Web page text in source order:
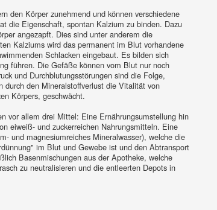
den Körper zunehmend und können verschiedene
die Eigenschaft, spontan Kalzium zu binden. Dazu
angezapft. Dies sind unter anderem die
Kalziums wird das permanent im Blut vorhandene
Schlacken eingebaut. Es bilden sich
führen. Die Gefäße können vom Blut nur noch
und Durchblutungsstörungen sind die Folge,
durch den Mineralstoffverlust die Vitalität von
Körpers, geschwächt.
vor allem drei Mittel: Eine Ernährungsumstellung hin
eiweiß- und zuckerreichen Nahrungsmitteln. Eine
und magnesiumreiches Mineralwasser), welche die
im Blut und Gewebe ist und den Abtransport
Basenmischungen aus der Apotheke, welche
zu neutralisieren und die entleerten Depots in